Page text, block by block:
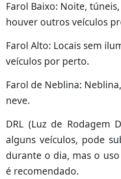
Farol Baixo: Noite,
houver outros veículos
Farol Alto: Locais sem
veículos por perto.
Farol de Neblina:
neve.
DRL (Luz de Rodagem
alguns veículos, pode
durante o dia, mas o
é recomendado.